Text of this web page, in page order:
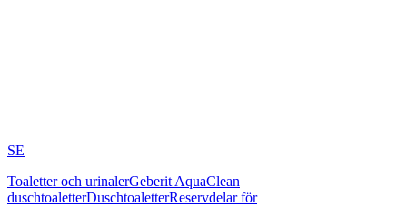
SE
Toaletter och urinalerGeberit AquaClean
duschtoaletterDuschtoaletterReservdelar för